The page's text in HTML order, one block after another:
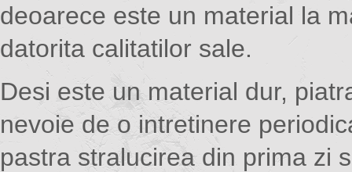
deoarece este un material la
datorita calitatilor sale.
Desi este un material dur,
nevoie de o intretinere
pastra stralucirea din prima zi